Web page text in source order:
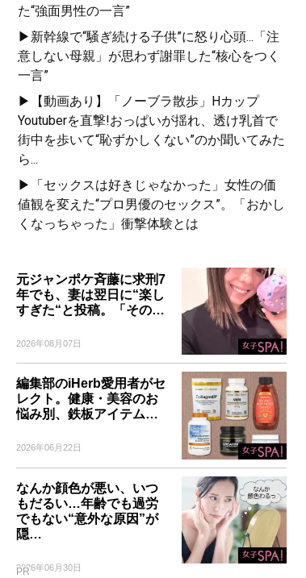
た“強面男性の一言”
▶新幹線で“騒ぎ続ける子供”に怒り心頭...「注
意しない母親」が思わず謝罪した“核心をつく
一言”
▶【動画あり】「ノーブラ散歩」Hカップ
Youtuberを直撃!おっぱいが揺れ、透け乳首で
街中を歩いて“恥ずかしくない”のか聞いてみた
ら...
▶「セックスは好きじゃなかった」女性の価
値観を変えた“プロ男優のセックス”。「おかし
くなっちゃった」衝撃体験とは
元ジャンポケ斉藤に求刑7
年でも、妻は翌日に“楽し
すぎた“と投稿。「その…
2026年08月07日
編集部のiHerb愛用者がセ
レクト。健康・美容のお
悩み別、鉄板アイテム…
2026年06月22日
なんか顔色が悪い、いつ
もだるい…年齢でも過労
でもない“意外な原因”が
隠…
2026年06月30日
PR